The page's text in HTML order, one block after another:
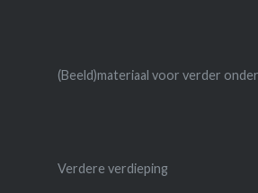
(Beeld)materiaal voor verder
Verdere verdieping